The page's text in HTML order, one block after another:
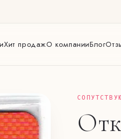
Хит продажО компанииБлог